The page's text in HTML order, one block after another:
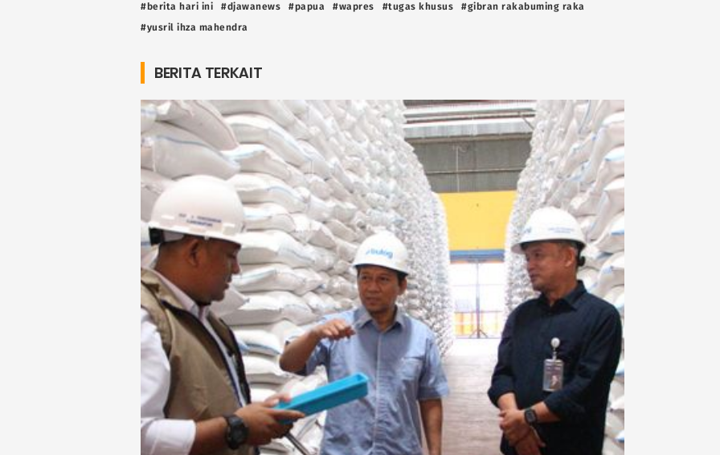
#berita hari ini #djawanews #papua #wapres #tugas khusus
#gibran rakabuming raka
#yusril ihza mahendra
BERITA TERKAIT